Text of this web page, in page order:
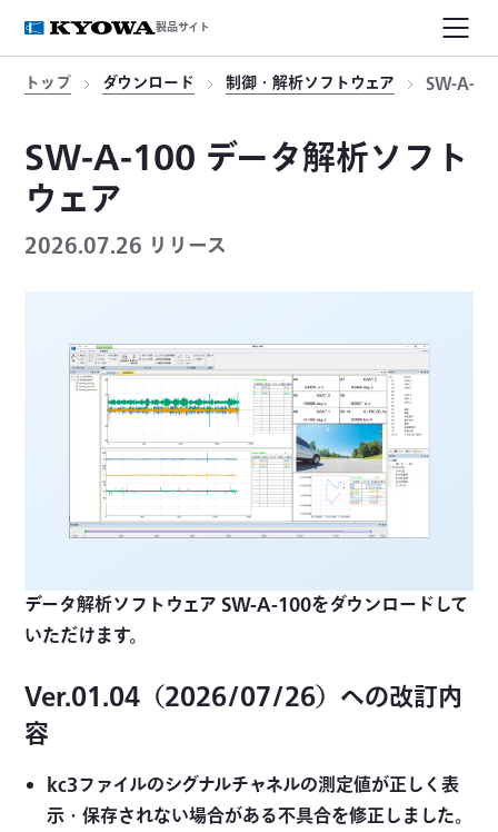
製品サイト
トップ ダウンロード 制御・解析ソフトウェア SW-A-
SW-A-100 データ解析ソフト
ウェア
2026.07.26 リリース
データ解析ソフトウェア SW-A-100をダウンロードして
いただけます。
Ver.01.04（2026/07/26）への改訂内
容
kc3ファイルのシグナルチャネルの測定値が正しく表
示・保存されない場合がある不具合を修正しました。